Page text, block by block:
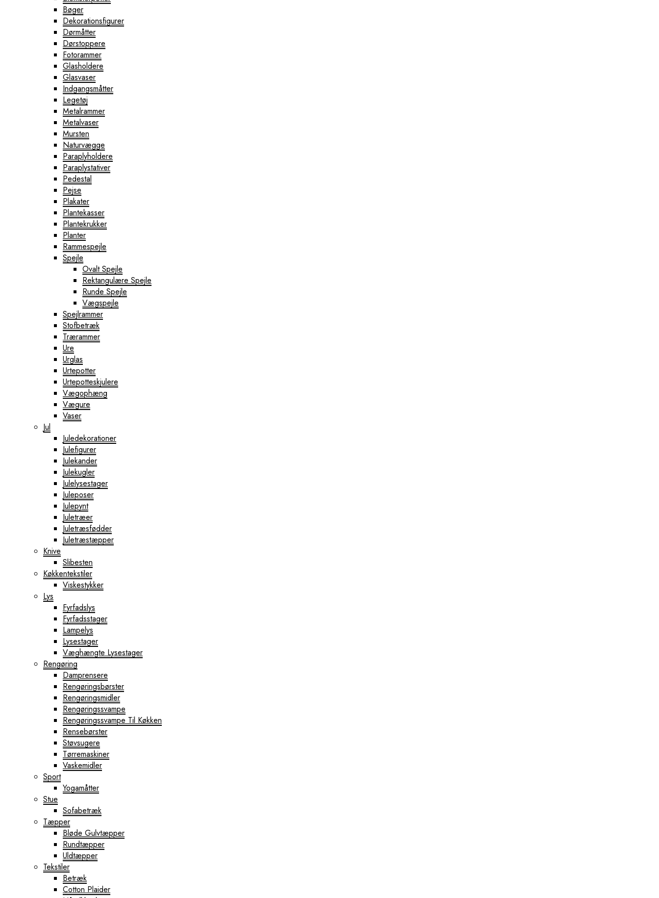
Bøger
Dekorationsfigurer
Dørmåtter
Dørstoppere
Fotorammer
Glasholdere
Glasvaser
Indgangsmåtter
Legetøj
Metalrammer
Metalvaser
Mursten
Naturvægge
Paraplyholdere
Paraplystativer
Pedestal
Pejse
Plakater
Plantekasser
Plantekrukker
Planter
Rammespejle
Spejle
Ovalt Spejle
Rektangulære Spejle
Runde Spejle
Vægspejle
Spejlrammer
Stofbetræk
Trærammer
Ure
Urglas
Urtepotter
Urtepotteskjulere
Vægophæng
Vægure
Vaser
Jul
Juledekorationer
Julefigurer
Julekander
Julekugler
Julelysestager
Juleposer
Julepynt
Juletræer
Juletræsfødder
Juletræstæpper
Knive
Slibesten
Køkkentekstiler
Viskestykker
Lys
Fyrfadslys
Fyrfadsstager
Lampelys
Lysestager
Væghængte Lysestager
Rengøring
Damprensere
Rengøringsbørster
Rengøringsmidler
Rengøringssvampe
Rengøringssvampe Til Køkken
Rensebørster
Støvsugere
Tørremaskiner
Vaskemidler
Sport
Yogamåtter
Stue
Sofabetræk
Tæpper
Bløde Gulvtæpper
Rundtæpper
Uldtæpper
Tekstiler
Betræk
Cotton Plaider